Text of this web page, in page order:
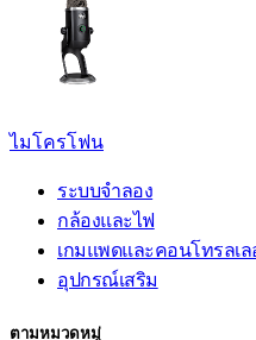
ไมโครโฟน
ระบบจำลอง
กล้องและไฟ
เกมแพดและคอนโทรลเล
อุปกรณ์เสริม
ตามหมวดหมู่